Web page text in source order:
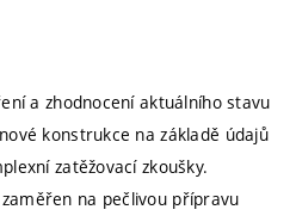
a zhodnocení aktuálního stavu
konstrukce na základě údajů
zatěžovací zkoušky.
na pečlivou přípravu